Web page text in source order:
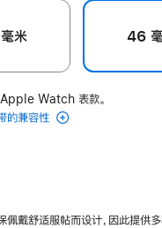
米 46
Watch 表款。
的兼容性
佩戴舒适服帖而设计，因此提供